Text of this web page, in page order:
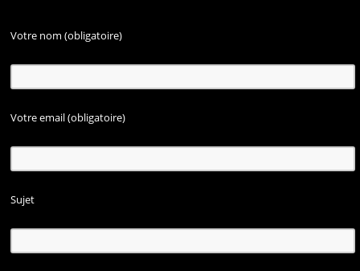
Votre nom (obligatoire)
Votre email (obligatoire)
Sujet